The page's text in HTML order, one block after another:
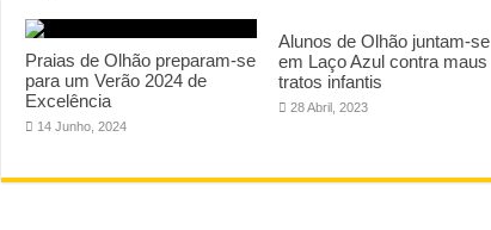
Praias de Olhão preparam-se
para um Verão 2024 de
Excelência
14 Junho, 2024
Alunos de Olhão juntam-se
em Laço Azul contra maus
tratos infantis
28 Abril, 2023